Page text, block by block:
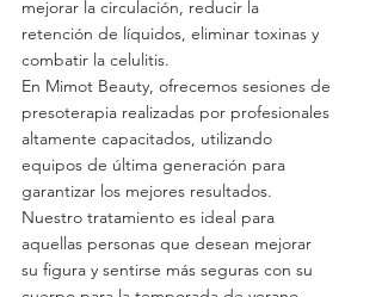
mejorar la circulación, reducir la
retención de líquidos, eliminar toxinas y
combatir la celulitis.
En Mimot Beauty, ofrecemos sesiones de
presoterapia realizadas por profesionales
altamente capacitados, utilizando
equipos de última generación para
garantizar los mejores resultados.
Nuestro tratamiento es ideal para
aquellas personas que desean mejorar
su figura y sentirse más seguras con su